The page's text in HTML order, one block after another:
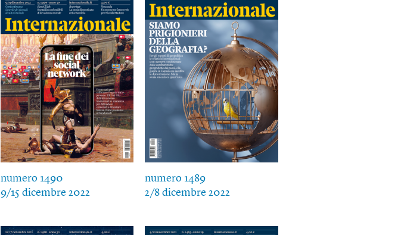
numero 1490
9/15 dicembre 2022
numero 1489
2/8 dicembre 2022